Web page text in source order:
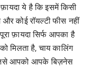
ये है कि इसमें किसी
और कोई रॉयल्टी फीस नहीं
फ़ायदा सिर्फ आपका है
मिलता है, चाय कालिंग
आपको आपके बिज़नेस